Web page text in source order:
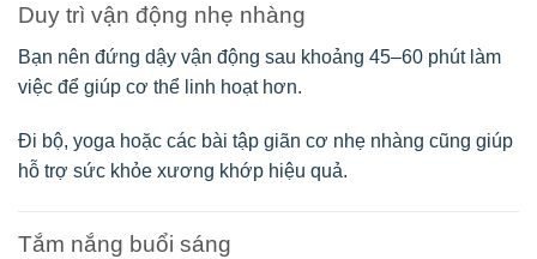
Duy trì vận động nhẹ nhàng
Bạn nên đứng dậy vận động sau khoảng 45–60 phút làm
việc để giúp cơ thể linh hoạt hơn.
Đi bộ, yoga hoặc các bài tập giãn cơ nhẹ nhàng cũng giúp
hỗ trợ sức khỏe xương khớp hiệu quả.
Tắm nắng buổi sáng